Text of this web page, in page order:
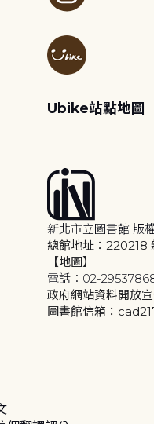
Ubike站點地圖
新北市立圖書館 版
總館地址：220218
【地圖】
電話：02-
政府網站資料開放
圖書館信箱：